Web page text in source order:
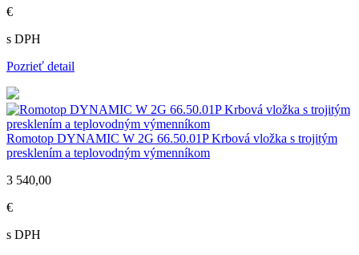
€
s DPH
Pozrieť detail
Romotop DYNAMIC W 2G 66.50.01P Krbová vložka s trojitým
presklením a teplovodným výmenníkom
3 540,00
€
s DPH